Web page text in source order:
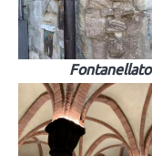
Fontanellato